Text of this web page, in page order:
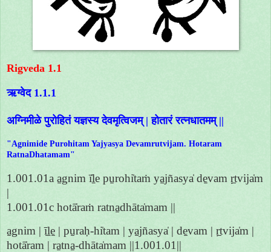
Rigveda 1.1
ऋग्वेद 1.1.1
अग्निमीळे पुरोहितं यज्ञस्य देवमृत्विजम् | होतारं रत्नधातमम् ||
"Agnimide Purohitam Yajyasya Devamrutvijam. Hotaram
RatnaDhatamam"
1.001.01a a̱gnim ī̍ḻe pu̱rohi̍taṁ ya̱jñasya̍ de̱vam ṛ̱tvija̍m
|
1.001.01c hotā̍raṁ ratna̱dhāta̍mam ||
a̱gnim | ī̱ḻe̱ | pu̱raḥ-hi̍tam | ya̱jñasya̍ | de̱vam | ṛ̱tvija̍m |
hotā̍ram | ra̱tna̱-dhāta̍mam ||1.001.01||